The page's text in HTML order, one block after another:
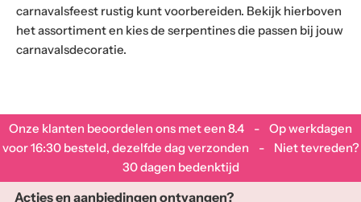
carnavalsfeest rustig kunt voorbereiden. Bekijk hierboven
het assortiment en kies de serpentines die passen bij jouw
carnavalsdecoratie.
Onze klanten beoordelen ons met een 8.4 - Op werkdagen
voor 16:30 besteld, dezelfde dag verzonden - Niet tevreden?
30 dagen bedenktijd
Acties en aanbiedingen ontvangen?